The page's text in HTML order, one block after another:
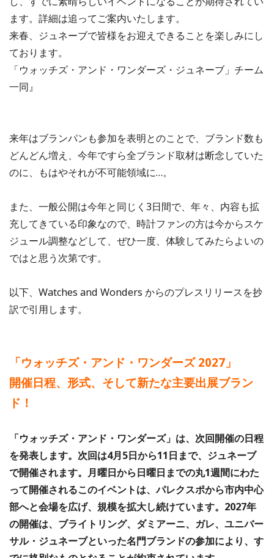
ます。詳細は追ってご案内いたします。
来春、ジュネーブで皆様をお迎えできることを楽しみにし
ております。
「ウォッチズ・アンド・ワンダーズ・ジュネーブ」チーム
一同』
来年はブランパンも参加を表明とのことで、ブランド数も
どんどん増え、今年ですら全ブランド取材は断念していた
のに、もはやそれが不可能領域に…。
また、一般公開は今年と同じく3日間で、年々、内容も拡
充してきている印象なので、時計ファンの方は今からスケ
ジュール調整などして、ぜひ一度、体験してみたらよいの
ではと思う次第です。
以下、Watches and Wonders からのプレスリリースを抄
訳で引用します。
「ウォッチズ・アンド・ワンダーズ 2027」
開催日程、形式、そして新たな主要出展ブラン
ド！
「ウォッチズ・アンド・ワンダーズ」は、次回開催の日程
を発表します。次回は4月5日から11日まで、ジュネーブ
で開催されます。月曜日から日曜日までの丸1週間にわた
って開催されるこのイベントは、パレクスポから市内中心
部へと会場を広げ、規模を拡大し続けています。2027年
の開催は、ブライトリング、ダミアーニ、ガレ、ユニバー
サル・ジュネーブといった名門ブランドの参加により、す